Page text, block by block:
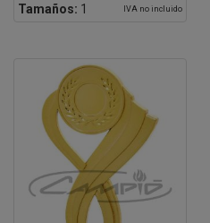
Tamaños: 1 IVA no incluido